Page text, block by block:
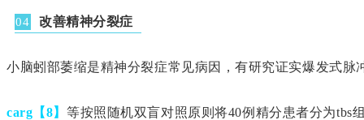
04 改善精神分裂症
小脑蚓部萎缩是精神分裂症常见病因，有研究证实爆发式
carg【8】 等按照随机双盲对照原则将40例精分患者分为tbs